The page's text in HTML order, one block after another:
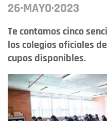
26·MAYO·2023
Te contamos cinco
los colegios oficiales
cupos disponibles.